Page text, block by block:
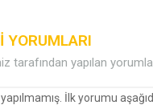
YORUMLARI
tarafından yapılan
İlk yorumu